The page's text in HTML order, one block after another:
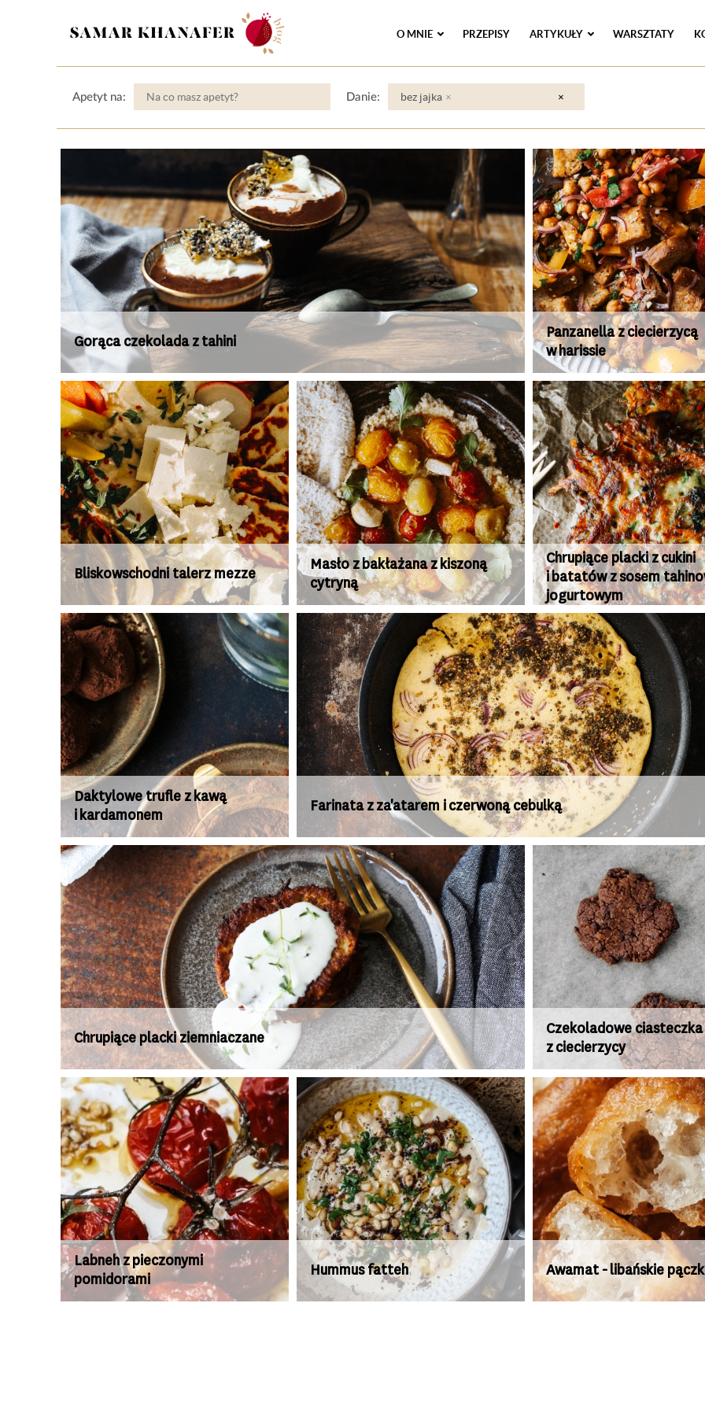
O MNIE PRZEPISY ARTYKUŁY WARSZTATY
Apetyt na: Danie: ×
×
bez jajka
Gorąca czekolada z tahini
Panzanella z ciecierzycą
w harissie
Bliskowschodni talerz mezze
Masło z bakłażana z kiszoną
cytryną
Chrupiące placki z cukini
i batatów z sosem
jogurtowym
Daktylowe trufle z kawą
i kardamonem
Farinata z za'atarem i czerwoną cebulką
Chrupiące placki ziemniaczane
Czekoladowe ciasteczka
z ciecierzycy
Labneh z pieczonymi
pomidorami
Hummus fatteh Awamat - libańskie